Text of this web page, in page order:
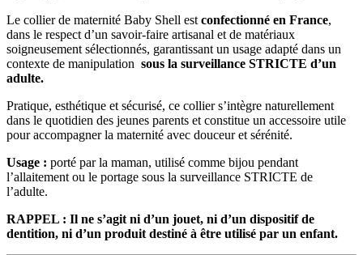
Le collier de maternité Baby Shell est confectionné en France,
dans le respect d’un savoir-faire artisanal et de matériaux
soigneusement sélectionnés, garantissant un usage adapté dans un
contexte de manipulation sous la surveillance STRICTE d’un
adulte.
Pratique, esthétique et sécurisé, ce collier s’intègre naturellement
dans le quotidien des jeunes parents et constitue un accessoire utile
pour accompagner la maternité avec douceur et sérénité.
Usage : porté par la maman, utilisé comme bijou pendant
l’allaitement ou le portage sous la surveillance STRICTE de
l’adulte.
RAPPEL : Il ne s’agit ni d’un jouet, ni d’un dispositif de
dentition, ni d’un produit destiné à être utilisé par un enfant.